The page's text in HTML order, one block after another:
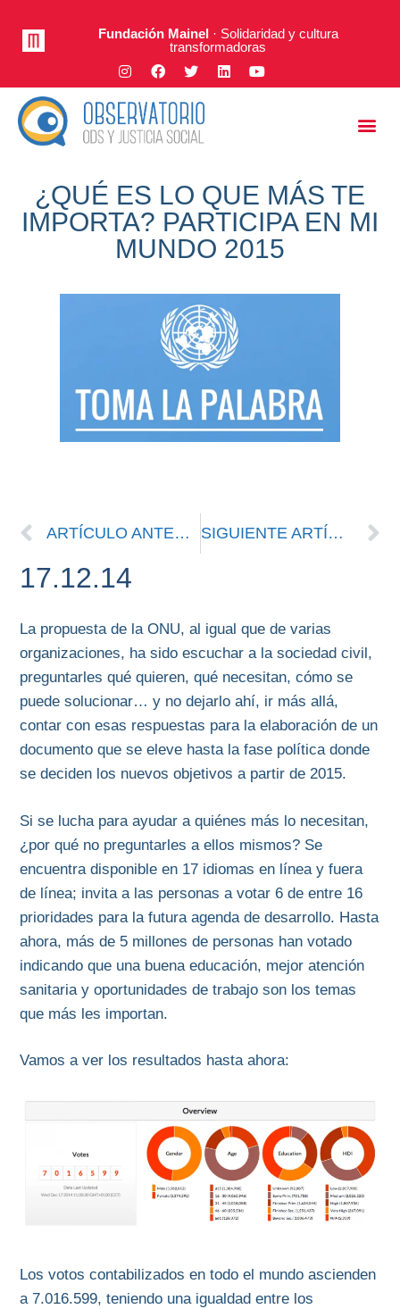
Fundación Mainel· Solidaridad y cultura
transformadoras
¿QUÉ ES LO QUE MÁS TE
IMPORTA? PARTICIPA EN MI
MUNDO 2015
ARTÍCULO ANTERIOR SIGUIENTE ARTÍCULO
17.12.14
La propuesta de la ONU, al igual que de varias
organizaciones, ha sido escuchar a la sociedad civil,
preguntarles qué quieren, qué necesitan, cómo se
puede solucionar… y no dejarlo ahí, ir más allá,
contar con esas respuestas para la elaboración de un
documento que se eleve hasta la fase política donde
se deciden los nuevos objetivos a partir de 2015.
Si se lucha para ayudar a quiénes más lo necesitan,
¿por qué no preguntarles a ellos mismos? Se
encuentra disponible en 17 idiomas en línea y fuera
de línea; invita a las personas a votar 6 de entre 16
prioridades para la futura agenda de desarrollo. Hasta
ahora, más de 5 millones de personas han votado
indicando que una buena educación, mejor atención
sanitaria y oportunidades de trabajo son los temas
que más les importan.
Vamos a ver los resultados hasta ahora:
Los votos contabilizados en todo el mundo ascienden
a 7.016.599, teniendo una igualdad entre los